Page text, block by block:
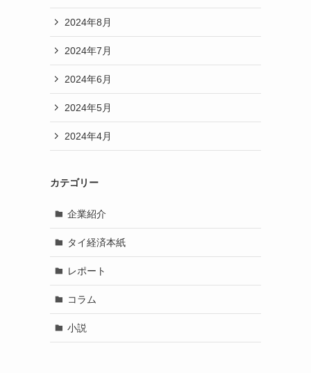
2024年8月
2024年7月
2024年6月
2024年5月
2024年4月
カテゴリー
企業紹介
タイ経済本紙
レポート
コラム
小説